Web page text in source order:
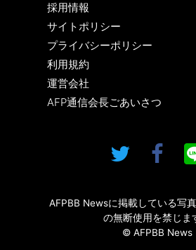
採用情報
サイトポリシー
プライバシーポリシー
利用規約
運営会社
AFP通信会長ごあいさつ
AFPBB Newsに掲載している写
の無断使用を禁じま
© AFPBB News